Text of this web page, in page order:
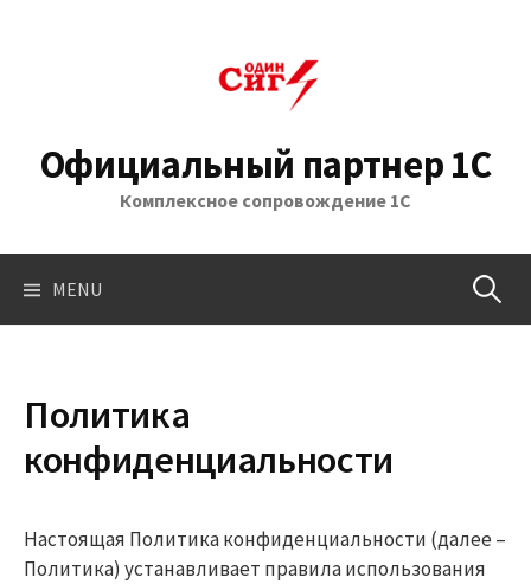
Официальный партнер 1С
Комплексное сопровождение 1С
MENU Найти:
Политика
конфиденциальности
Настоящая Политика конфиденциальности (далее –
Политика) устанавливает правила использования